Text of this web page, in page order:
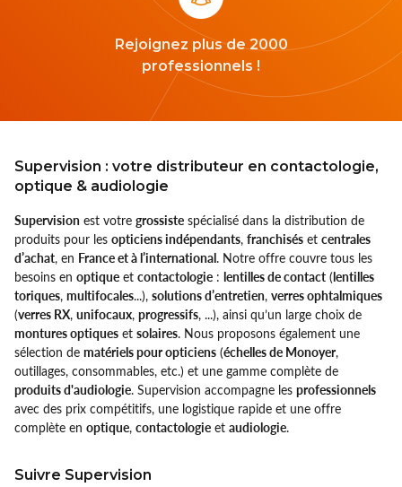
Rejoignez plus de 2000
professionnels !
Supervision : votre distributeur en contactologie,
optique & audiologie
Supervision est votre grossiste spécialisé dans la distribution de
produits pour les opticiens indépendants, franchisés et centrales
d’achat, en France et à l’international. Notre offre couvre tous les
besoins en optique et contactologie : lentilles de contact (lentilles
toriques, multifocales...), solutions d’entretien, verres ophtalmiques
(verres RX, unifocaux, progressifs, ...), ainsi qu’un large choix de
montures optiques et solaires. Nous proposons également une
sélection de matériels pour opticiens (échelles de Monoyer,
outillages, consommables, etc.) et une gamme complète de
produits d'audiologie. Supervision accompagne les professionnels
avec des prix compétitifs, une logistique rapide et une offre
complète en optique, contactologie et audiologie.
Suivre Supervision